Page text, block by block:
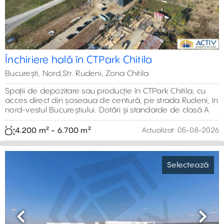
1.800 m² - 20.000 m² Actualizat:05-08-2026
Selectează
Previous Next
Hala de Inchiriat, CTPark Bucuresti Nord
București, Nord,Soseaua de Centura, Stefanesti
dotari, finisaje si standarde de clasa A, localizat in partea
de nord-est a Bucurestiului, pe soseaua de centura, in
zona Stefanesti
576 m² - 40.000 m²
Selectează
Previous Next
Hala de inchiriat - Business Parc Recon
Spatii de depozitare si productie in cadrul parcului Recon
Macului, cu acces direct din soseaua de centura.
Suprafata totala 6.000 m2